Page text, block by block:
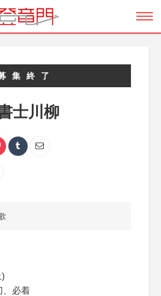
集終了
士川柳
、必着